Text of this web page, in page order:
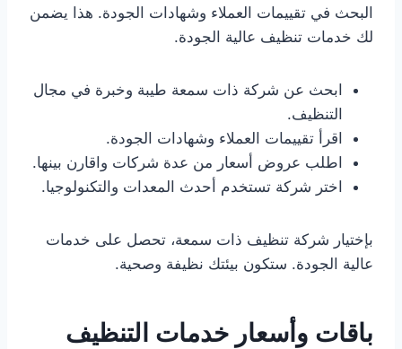
البحث في تقييمات العملاء وشهادات الجودة. هذا يضمن
لك خدمات تنظيف عالية الجودة.
ابحث عن شركة ذات سمعة طيبة وخبرة في مجال
التنظيف.
اقرأ تقييمات العملاء وشهادات الجودة.
اطلب عروض أسعار من عدة شركات واقارن بينها.
اختر شركة تستخدم أحدث المعدات والتكنولوجيا.
بإختيار شركة تنظيف ذات سمعة، تحصل على خدمات
عالية الجودة. ستكون بيئتك نظيفة وصحية.
باقات وأسعار خدمات التنظيف